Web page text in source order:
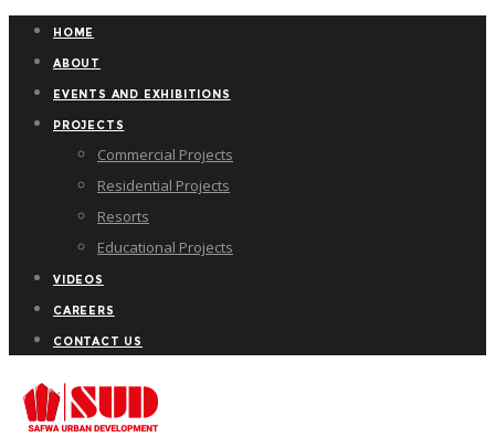
HOME
ABOUT
EVENTS AND EXHIBITIONS
PROJECTS
Commercial Projects
Residential Projects
Resorts
Educational Projects
VIDEOS
CAREERS
CONTACT US